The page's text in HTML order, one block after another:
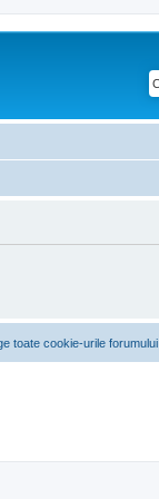
toate cookie-urile forumului